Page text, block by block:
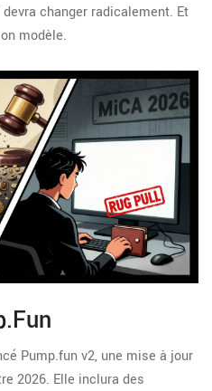
changer radicalement. Et
modèle.
Pump.fun v2, une mise à jour
2026. Elle inclura des